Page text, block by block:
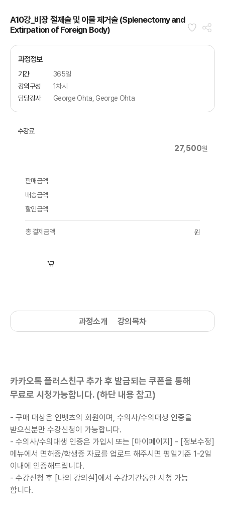
A10강_비장 절제술 및 이물 제거술 (Splenectomy and
Extirpation of Foreign Body)
과정정보
기간
365일
강의구성
1차시
담당강사
George Ohta, George Ohta
수강료
27,500원
판매금액
배송금액
할인금액
총 결제금액 원
과정소개 강의목차
카카오톡 플러스친구 추가 후 발급되는 쿠폰을 통해
무료로 시청가능합니다. (하단 내용 참고)
- 구매 대상은 인벳츠의 회원이며, 수의사/수의대생 인증을
받으신분만 수강신청이 가능합니다.
- 수의사/수의대생 인증은 가입시 또는 [마이페이지] - [정보수정]
메뉴에서 면허증/학생증 자료를 업로드 해주시면 평일기준 1-2일
이내에 인증해드립니다.
- 수강신청 후 [나의 강의실]에서 수강기간동안 시청 가능
합니다.